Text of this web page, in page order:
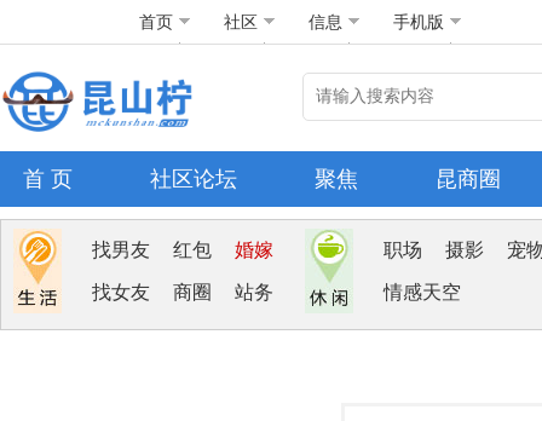
首页 社区 信息 手机版
首 页 社区论坛 聚焦 昆商圈
找男友 红包 婚嫁
找女友 商圈 站务
职场 摄影 宠
情感天空